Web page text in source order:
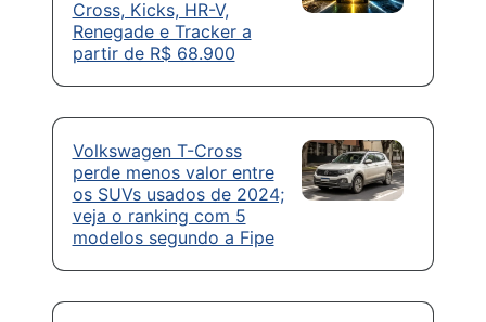
Cross, Kicks, HR-V,
Renegade e Tracker a
partir de R$ 68.900
Volkswagen T-Cross
perde menos valor entre
os SUVs usados de 2024;
veja o ranking com 5
modelos segundo a Fipe